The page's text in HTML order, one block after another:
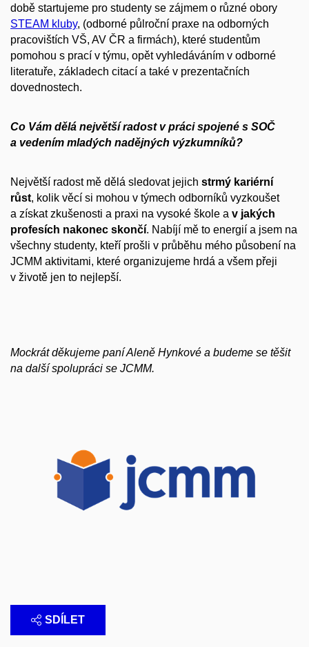
době startujeme pro studenty se zájmem o různé obory
STEAM kluby, (odborné půlroční praxe na odborných
pracovištích VŠ, AV ČR a firmách), které studentům
pomohou s prací v týmu, opět vyhledáváním v odborné
literatuře, základech citací a také v prezentačních
dovednostech.
Co Vám dělá největší radost v práci spojené s SOČ
a vedením mladých nadějných výzkumníků?
Největší radost mě dělá sledovat jejich strmý kariérní
růst, kolik věcí si mohou v týmech odborníků vyzkoušet
a získat zkušenosti a praxi na vysoké škole a v jakých
profesích nakonec skončí. Nabíjí mě to energií a jsem na
všechny studenty, kteří prošli v průběhu mého působení na
JCMM aktivitami, které organizujeme hrdá a všem přeji
v životě jen to nejlepší.
Mockrát děkujeme paní Aleně Hynkové a budeme se těšit
na další spolupráci se JCMM.
SDÍLET